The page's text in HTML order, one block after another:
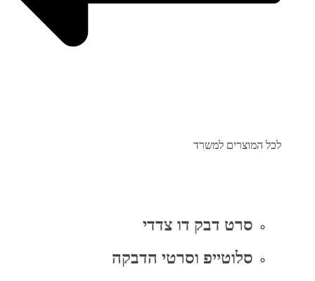
לכל המוצרים למשרד
סרט דבק דו צדדי
סלוטייפ וסרטי הדבקה